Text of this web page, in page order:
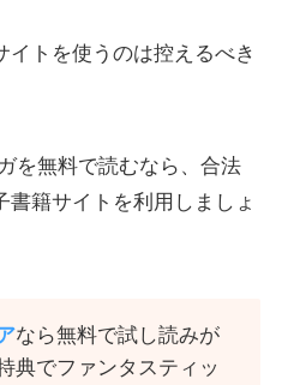
イトを使うのは控えるべき
を無料で読むなら、合法
籍サイトを利用しましょ
なら無料で試し読みが
典でファンタスティッ